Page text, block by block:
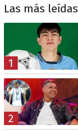
Las más leídas
1
2